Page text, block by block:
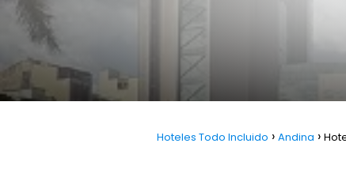
Hoteles Todo Incluido Andina